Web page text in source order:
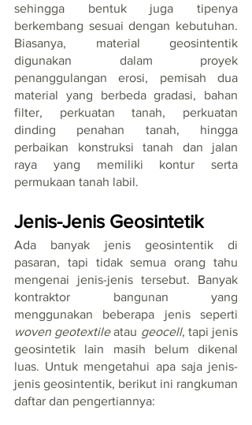
sehingga bentuk juga tipenya
berkembang sesuai dengan kebutuhan.
Biasanya, material geosintentik
digunakan dalam proyek
penanggulangan erosi, pemisah dua
material yang berbeda gradasi, bahan
filter, perkuatan tanah, perkuatan
dinding penahan tanah, hingga
perbaikan konstruksi tanah dan jalan
raya yang memiliki kontur serta
permukaan tanah labil.
Jenis-Jenis Geosintetik
Ada banyak jenis geosintentik di
pasaran, tapi tidak semua orang tahu
mengenai jenis-jenis tersebut. Banyak
kontraktor bangunan yang
woven geotextile atau geocell, tapi jenis
geosintetik lain masih belum dikenal
luas. Untuk mengetahui apa saja jenis-
jenis geosintentik, berikut ini rangkuman
daftar dan pengertiannya: